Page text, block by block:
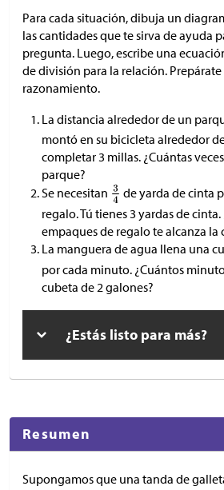
Para cada situación, dibuja un
las cantidades que te sirva de ayuda
pregunta. Luego, escribe una
de división para la relación.
razonamiento.
La distancia alrededor de un
montó en su bicicleta alrededor
completar 3 millas. ¿Cuántas
parque?
Se necesitan
de yarda de cinta
regalo. Tú tienes 3 yardas de
empaques de regalo te alcanza la
La manguera de agua llena una
por cada minuto. ¿Cuántos
cubeta de 2 galones?
¿Estás listo para más?
Resumen
Supongamos que una tanda de